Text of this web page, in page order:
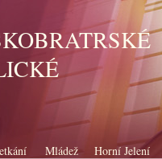
Mládež Horní Jelení